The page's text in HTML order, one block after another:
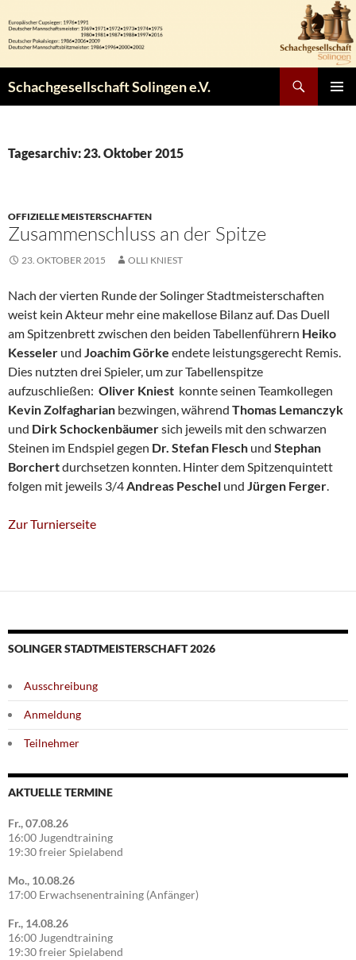
Inhalt
springen
Schachgesellschaft Solingen e.V.
Tagesarchiv: 23. Oktober 2015
OFFIZIELLE MEISTERSCHAFTEN
Zusammenschluss an der Spitze
23. OKTOBER 2015 OLLI KNIEST
Nach der vierten Runde der Solinger Stadtmeisterschaften
weist kein Akteur mehr eine makellose Bilanz auf. Das Duell
am Spitzenbrett zwischen den beiden Tabellenführern Heiko
Kesseler und Joachim Görke endete leistungsgerecht Remis.
Dies nutzten drei Spieler, um zur Tabellenspitze
aufzuschließen: Oliver Kniest konnte seinen Teamkollegen
Kevin Zolfagharian bezwingen, während Thomas Lemanczyk
und Dirk Schockenbäumersich jeweils mit den schwarzen
Steinen im Endspiel gegen Dr. Stefan Flesch und Stephan
Borchertdurchsetzen konnten. Hinter dem Spitzenquintett
folgen mit jeweils 3/4Andreas Peschel und Jürgen Ferger.
Zur Turnierseite
SOLINGER STADTMEISTERSCHAFT 2026
Ausschreibung
Anmeldung
Teilnehmer
AKTUELLE TERMINE
Fr., 07.08.26
16:00 Jugendtraining
19:30 freier Spielabend
Mo., 10.08.26
17:00 Erwachsenentraining (Anfänger)
Fr., 14.08.26
16:00 Jugendtraining
19:30 freier Spielabend